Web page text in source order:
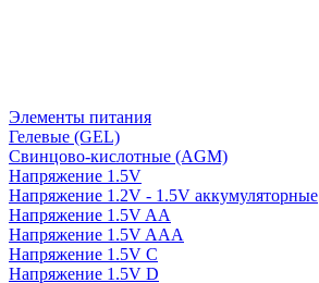
Элементы питания
Гелевые (GEL)
Свинцово-кислотные (AGM)
Напряжение 1.5V
Напряжение 1.2V - 1.5V аккумуляторные
Напряжение 1.5V AA
Напряжение 1.5V AAA
Напряжение 1.5V C
Напряжение 1.5V D